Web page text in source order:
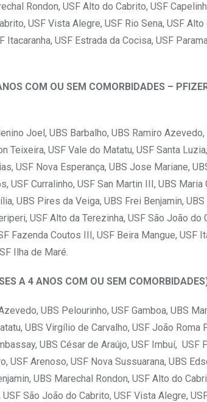
Rondon, USF Alto do Cabrito, USF
USF Vista Alegre, USF Rio Sena, USF
Itacaranha, USF Estrada da Cocisa, USF
COM OU SEM COMORBIDADES –
Joel, UBS Barbalho, UBS Ramiro Azevedo,
Teixeira, USF Vale do Matatu, USF Santa
USF Nova Esperança, UBS Jose Mariane,
USF Curralinho, USF San Martin III, UBS
UBS Pires da Veiga, UBS Frei Benjamin,
USF Alto da Terezinha, USF São João do
Fazenda Coutos III, USF Beira Mangue, USF
Ilha de Maré.
A 4 ANOS COM OU SEM
UBS Pelourinho, USF Gamboa, UBS
UBS Virgílio de Carvalho, USF João
UBS César de Araújo, USF Imbuí, USF
USF Arenoso, USF Nova Sussuarana, UBS
UBS Marechal Rondon, USF Alto do
São João do Cabrito, USF Vista Alegre,